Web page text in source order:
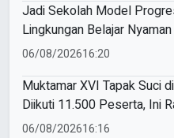
Jadi Sekolah Model
Lingkungan Belajar
Smamio Gresik
06/08/202616:20
Muktamar XVI Tapak Suci
Diikuti 11.500 Peserta, Ini
Agendanya
06/08/202616:16